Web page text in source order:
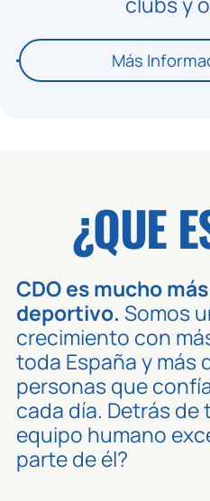
Más
¿QUE
CDO es mucho
deportivo. Somos
crecimiento con
toda España y más
personas que
cada día. Detrás de
equipo humano
parte de él?